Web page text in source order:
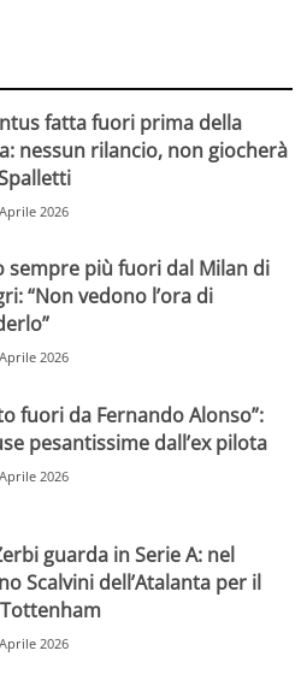
fatta fuori prima della
nessun rilancio, non giocherà
2026
sempre più fuori dal Milan di
“Non vedono l’ora di
2026
fuori da Fernando Alonso”:
pesantissime dall’ex pilota
2026
guarda in Serie A: nel
Scalvini dell’Atalanta per il
2026